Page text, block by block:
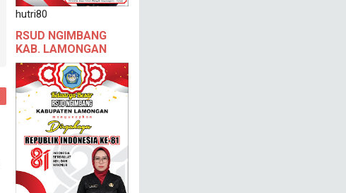
hutri80
RSUD NGIMBANG
KAB. LAMONGAN